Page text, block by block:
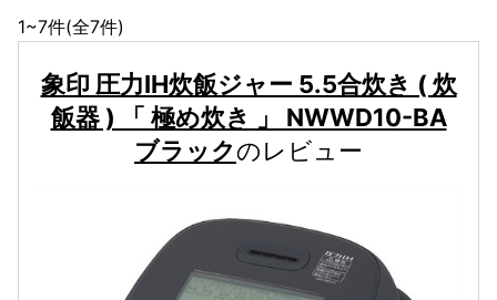
1~7件(全7件)
象印 圧力IH炊飯ジャー 5.5合炊き ( 炊
飯器 ) 「 極め炊き 」 NWWD10-BA
ブラックのレビュー